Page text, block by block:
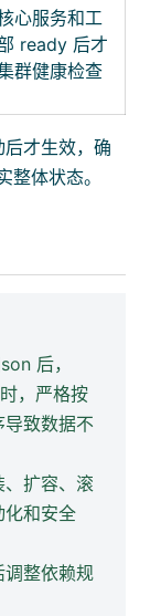
心服务和工
ready 后才
群健康检查
才生效，确
体状态。
后，
，严格按
导致数据不
扩容、滚
化和安全
调整依赖规